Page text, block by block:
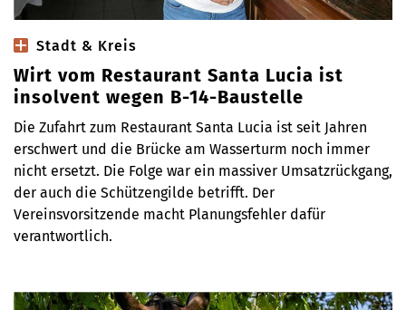
Stadt & Kreis
Wirt vom Restaurant Santa Lucia ist
insolvent wegen B-14-Baustelle
Die Zufahrt zum Restaurant Santa Lucia ist seit Jahren
erschwert und die Brücke am Wasserturm noch immer
nicht ersetzt. Die Folge war ein massiver Umsatzrückgang,
der auch die Schützengilde betrifft. Der
Vereinsvorsitzende macht Planungsfehler dafür
verantwortlich.